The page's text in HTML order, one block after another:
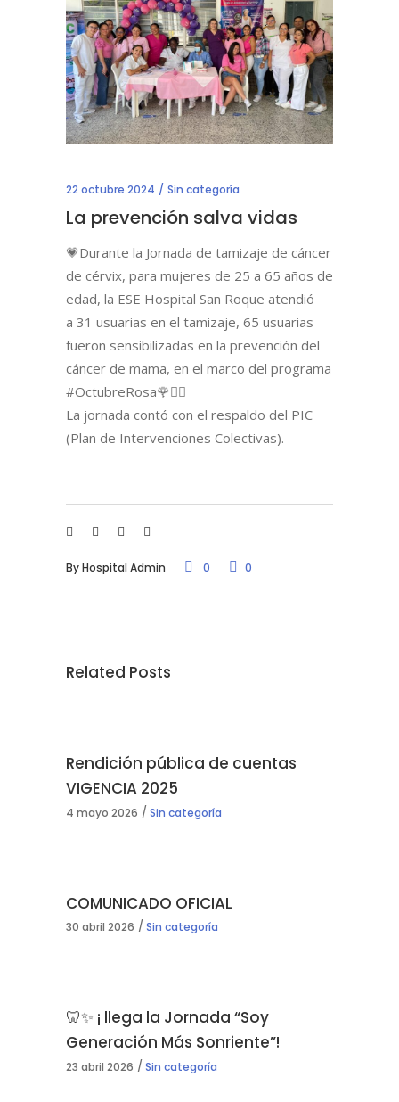
22 octubre 2024 Sin categoría
La prevención salva vidas
💗Durante la Jornada de tamizaje de cáncer
de cérvix, para mujeres de 25 a 65 años de
edad, la ESE Hospital San Roque atendió
a 31 usuarias en el tamizaje, 65 usuarias
fueron sensibilizadas en la prevención del
cáncer de mama, en el marco del programa
#OctubreRosa🌹👩‍⚕️
La jornada contó con el respaldo del PIC
(Plan de Intervenciones Colectivas).
ByHospital Admin 0 0
Related Posts
Rendición pública de cuentas
VIGENCIA 2025
4 mayo 2026 Sin categoría
COMUNICADO OFICIAL
30 abril 2026 Sin categoría
🦷✨ ¡ llega la Jornada “Soy
Generación Más Sonriente”!
23 abril 2026 Sin categoría